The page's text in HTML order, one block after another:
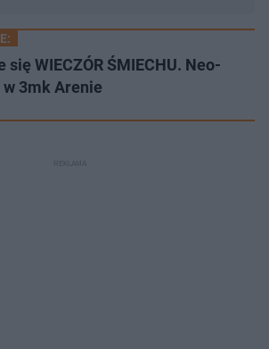
się WIECZÓR ŚMIECHU. Neo-
3mk Arenie